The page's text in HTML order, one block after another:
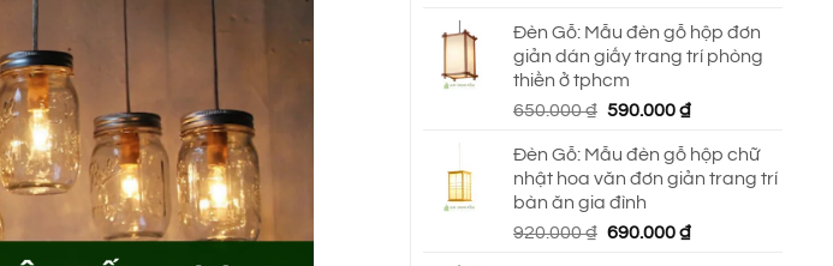
là:
2.145.000 ₫.
tại
là:
Đèn Gỗ: Mẫu đèn gỗ hộp đơn
giản dán giấy trang trí phòng
thiền ở tphcm
650.000₫ Giá
là:
650.000 ₫.
590.000₫Giá
tại
là:
Đèn Gỗ: Mẫu đèn gỗ hộp chữ
nhật hoa văn đơn giản trang trí
bàn ăn gia đình
920.000₫ Giá
690.000₫Giá